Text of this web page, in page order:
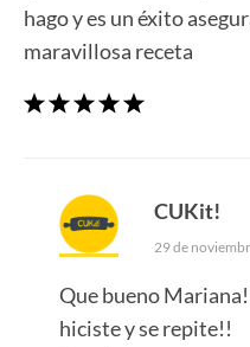
hago y es un éxito
maravillosa receta
CUKit!
29 de
Que bueno
hiciste y se repite!!